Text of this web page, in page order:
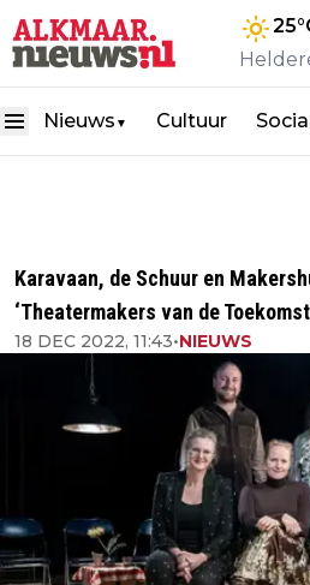
25
Nieuws ▼ Cultuur
Karavaan, de Schuur en
‘Theatermakers van de
18 DEC 2022, 11:43•NIEUWS